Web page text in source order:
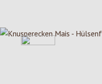
Bildergalerie überspringen